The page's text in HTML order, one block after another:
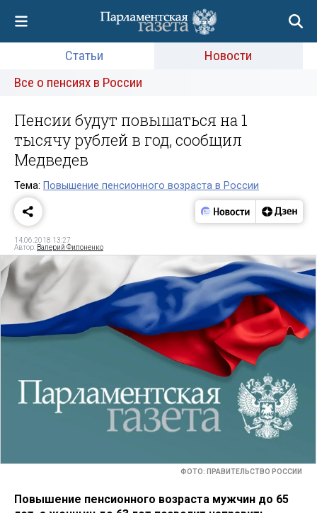
Статьи
Новости
Все о пенсиях в России
Пенсии будут повышаться на 1
тысячу рублей в год, сообщил
Медведев
Тема: Повышение пенсионного возраста в России
14.06.2018 13:27
Автор: Валерий Филоненко
ФОТО: ПРАВИТЕЛЬСТВО РОССИИ
Повышение пенсионного возраста мужчин до 65